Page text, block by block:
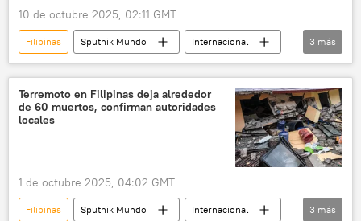
10 de octubre 2025, 02:11 GMT
Filipinas Sputnik Mundo
Internacional
sociedad
EEUU USGS
3 más
Terremoto en Filipinas deja alrededor
de 60 muertos, confirman autoridades
locales
1 de octubre 2025, 04:02 GMT
Filipinas Sputnik Mundo
Internacional
3 más